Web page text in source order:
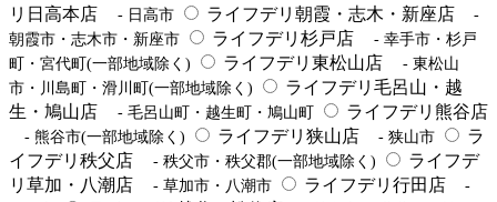
リ日高本店
- 日高市 ライフデリ朝霞・志木・新座店
-
朝霞市・志木市・新座市
ライフデリ杉戸店
- 幸手市・杉戸
町・宮代町(一部地域除く)
ライフデリ東松山店
- 東松山
市・川島町・滑川町(一部地域除く)
ライフデリ毛呂山・越
生・鳩山店
- 毛呂山町・越生町・鳩山町 ライフデリ熊谷店
- 熊谷市(一部地域除く) ライフデリ狭山店 - 狭山市
ラ
イフデリ秩父店
- 秩父市・秩父郡(一部地域除く)
ライフデ
リ草加・八潮店
- 草加市・八潮市 ライフデリ行田店
-